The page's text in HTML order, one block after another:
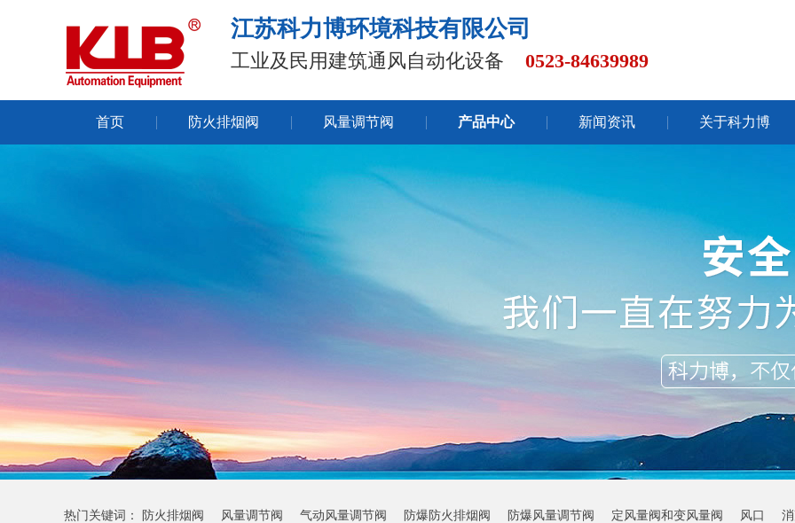
江苏科力博环境科技有限公司
工业及民用建筑通风自动化设备 0523-84639989
首页 防火排烟阀 风量调节阀 产品中心 新闻资讯 关于科力博
热门关键词： 防火排烟阀 风量调节阀 气动风量调节阀 防爆防火排烟阀 防爆风量调节阀 定风量阀和变风量阀 风口